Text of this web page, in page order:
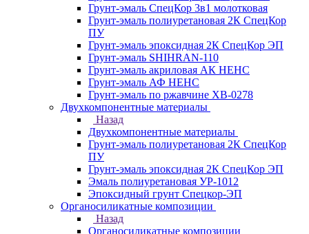
Грунт-эмаль СпецКор 3в1 молотковая
Грунт-эмаль полиуретановая 2К СпецКор
ПУ
Грунт-эмаль эпоксидная 2К СпецКор ЭП
Грунт-эмаль SHIHRAN-110
Грунт-эмаль акриловая АК НЕНС
Грунт-эмаль АФ НЕНС
Грунт-эмаль по ржавчине ХВ-0278
Двухкомпонентные материалы
Назад
Двухкомпонентные материалы
Грунт-эмаль полиуретановая 2К СпецКор
ПУ
Грунт-эмаль эпоксидная 2К СпецКор ЭП
Эмаль полиуретановая УР-1012
Эпоксидный грунт Спецкор-ЭП
Органосиликатные композиции
Назад
Органосиликатные композиции